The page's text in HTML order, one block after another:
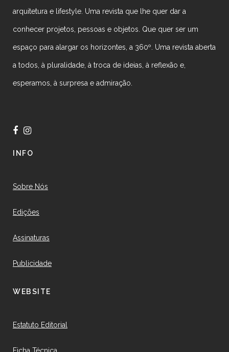
arquitetura e lifestyle. Uma revista que lhe quer dar a
conhecer projetos, pessoas e objetos. Que quer ser um
espaço para alargar os horizontes, a 360º. Uma revista aberta
a todos, à pluralidade, à troca de ideias, à reflexão e,
esperamos, à surpresa e admiração.
INFO
Sobre Nós
Edições
Assinaturas
Publicidade
WEBSITE
Estatuto Editorial